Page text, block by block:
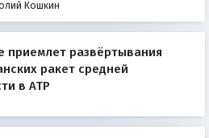
Кошкин
приемлет развёртывания
ракет средней
в АТР